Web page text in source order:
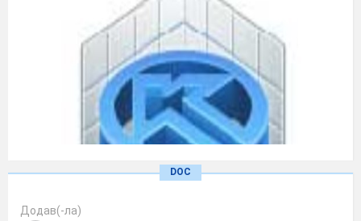
DOC
Додав(-ла)